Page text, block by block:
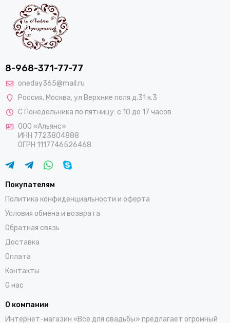
8-968-371-77-77
oneday365@mail.ru
Россия, Москва,ул Верхние поля д.31 к.3
С Понедельника по пятницу: с 10 до 17 часов
ООО «Альянс»
ИНН 7723804888
ОГРН 1117746526468
Покупателям
Политика конфиденциальности и оферта
Условия обмена и возврата
Обратная связь
Доставка
Оплата
Контакты
О нас
О компании
Интернет-магазин «Все для свадьбы» предлагает огромный